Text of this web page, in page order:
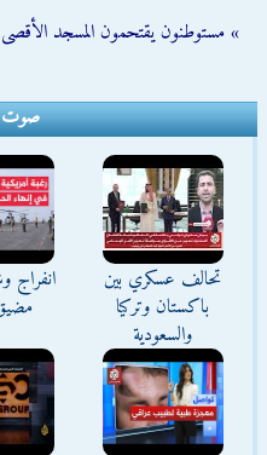
» مستوطنون يقتحمون المسجد
صوت
تحالف عسكري بين
باكستان وتركيا
والسعودية
انفراج